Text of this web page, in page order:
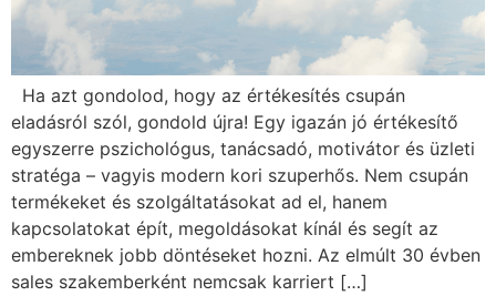
Ha azt gondolod, hogy az értékesítés csupán
eladásról szól, gondold újra! Egy igazán jó értékesítő
egyszerre pszichológus, tanácsadó, motivátor és üzleti
stratéga – vagyis modern kori szuperhős. Nem csupán
termékeket és szolgáltatásokat ad el, hanem
kapcsolatokat épít, megoldásokat kínál és segít az
embereknek jobb döntéseket hozni. Az elmúlt 30 évben
sales szakemberként nemcsak karriert […]